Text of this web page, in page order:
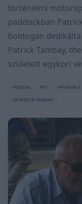
történelmi
paddockban
boldogan
Patrick Tambay,
született egykori
#DIJON #F1 #FORMA-1
#PATRICK TAMBAY